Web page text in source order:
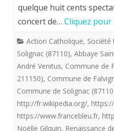
quelque huit cents
concert de… Cliquez pour
Action Catholique, Société
Solignac (87110), Abbaye
André Venitus, Commune de
211150), Commune de
Commune de Solignac
http://fr.wikipedia.org/,
https://www.francebleu.fr,
Noëlle Gilquin, Renaissance